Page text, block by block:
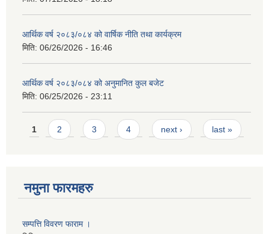
आर्थिक वर्ष २०८३/०८४ को वार्षिक नीति तथा कार्यक्रम
मिति: 06/26/2026 - 16:46
आर्थिक वर्ष २०८३/०८४ को अनुमानित कुल बजेट
मिति: 06/25/2026 - 23:11
Pages
1 2 3 4 next › last »
नमुना फारमहरु
सम्पत्ति विवरण फाराम ।